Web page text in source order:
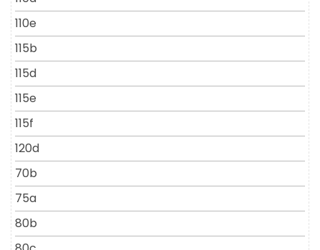
110e
115b
115d
115e
115f
120d
70b
75a
80b